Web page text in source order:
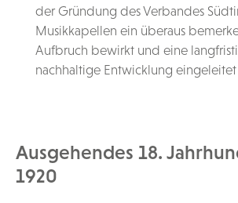
der Gründung des Verbandes
Musikkapellen ein überaus
Aufbruch bewirkt und eine
nachhaltige Entwicklung
Ausgehendes 18.
1920